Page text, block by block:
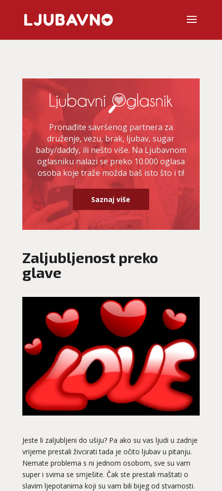
Pronađite savršenog partnera za
druženje, vezu, brak, ljubav, sugar
baby/daddy, ili nešto više. Na Ljubavnom
oglasniku nalazi se preko 10.000 oglasa
osoba koje traže možda baš isto što i ti!
Saznaj više
Zaljubljenost preko
glave
Jeste li zaljubljeni do ušiju? Pa ako su vas ljudi u zadnje
vrijeme prestali živcirati tada je očito ljubav u pitanju.
Nemate problema s ni jednom osobom, sve su vam
super i svima se smješite. Čak ste prestali maštati o
slavim ljepotanima koji su vam bili bijeg od stvarnosti.